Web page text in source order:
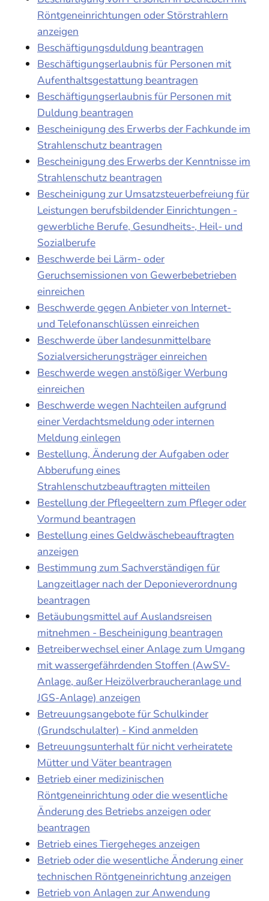
Röntgeneinrichtungen oder Störstrahlern
anzeigen
Beschäftigungsduldung beantragen
Beschäftigungserlaubnis für Personen mit
Aufenthaltsgestattung beantragen
Beschäftigungserlaubnis für Personen mit
Duldung beantragen
Bescheinigung des Erwerbs der Fachkunde im
Strahlenschutz beantragen
Bescheinigung des Erwerbs der Kenntnisse im
Strahlenschutz beantragen
Bescheinigung zur Umsatzsteuerbefreiung für
Leistungen berufsbildender Einrichtungen -
gewerbliche Berufe, Gesundheits-, Heil- und
Sozialberufe
Beschwerde bei Lärm- oder
Geruchsemissionen von Gewerbebetrieben
einreichen
Beschwerde gegen Anbieter von Internet-
und Telefonanschlüssen einreichen
Beschwerde über landesunmittelbare
Sozialversicherungsträger einreichen
Beschwerde wegen anstößiger Werbung
einreichen
Beschwerde wegen Nachteilen aufgrund
einer Verdachtsmeldung oder internen
Meldung einlegen
Bestellung, Änderung der Aufgaben oder
Abberufung eines
Strahlenschutzbeauftragten mitteilen
Bestellung der Pflegeeltern zum Pfleger oder
Vormund beantragen
Bestellung eines Geldwäschebeauftragten
anzeigen
Bestimmung zum Sachverständigen für
Langzeitlager nach der Deponieverordnung
beantragen
Betäubungsmittel auf Auslandsreisen
mitnehmen - Bescheinigung beantragen
Betreiberwechsel einer Anlage zum Umgang
mit wassergefährdenden Stoffen (AwSV-
Anlage, außer Heizölverbraucheranlage und
JGS-Anlage) anzeigen
Betreuungsangebote für Schulkinder
(Grundschulalter) - Kind anmelden
Betreuungsunterhalt für nicht verheiratete
Mütter und Väter beantragen
Betrieb einer medizinischen
Röntgeneinrichtung oder die wesentliche
Änderung des Betriebs anzeigen oder
beantragen
Betrieb eines Tiergeheges anzeigen
Betrieb oder die wesentliche Änderung einer
technischen Röntgeneinrichtung anzeigen
Betrieb von Anlagen zur Anwendung